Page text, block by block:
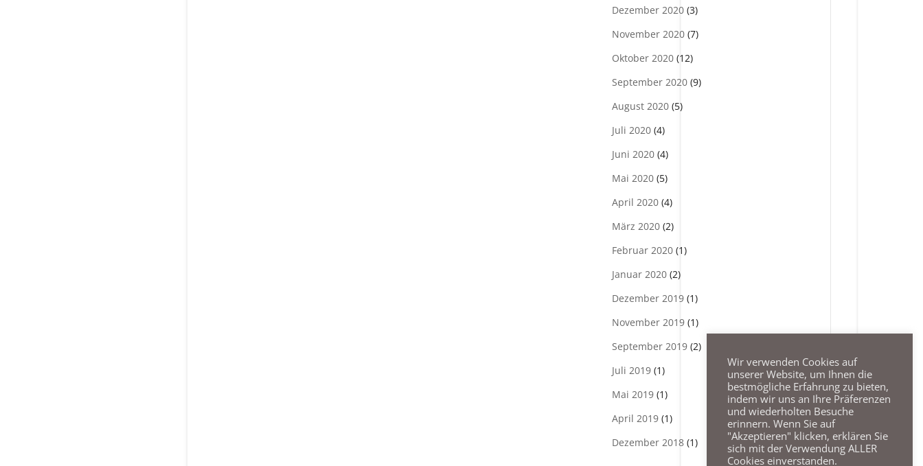
Dezember 2020(3)
November 2020(7)
Oktober 2020(12)
September 2020(9)
August 2020(5)
Juli 2020(4)
Juni 2020(4)
Mai 2020(5)
April 2020(4)
März 2020(2)
Februar 2020(1)
Januar 2020(2)
Dezember 2019(1)
November 2019(1)
September 2019(2)
Juli 2019(1)
Mai 2019(1)
April 2019(1)
Dezember 2018(1)
Wir verwenden Cookies auf
unserer Website, um Ihnen die
bestmögliche Erfahrung zu bieten,
indem wir uns an Ihre Präferenzen
und wiederholten Besuche
erinnern. Wenn Sie auf
"Akzeptieren" klicken, erklären Sie
sich mit der Verwendung ALLER
Cookies einverstanden.